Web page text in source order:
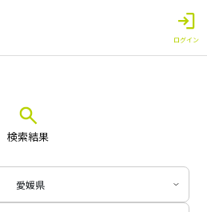
ログイン
検索結果
愛媛県